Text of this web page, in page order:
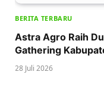
BERITA TERBARU
Astra Agro Raih
Gathering
28 Juli 2026